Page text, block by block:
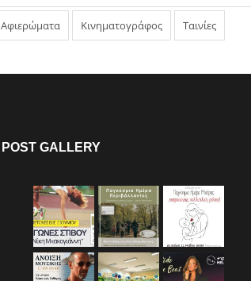
Αφιερώματα Κινηματογράφος Ταινίες
POST GALLERY